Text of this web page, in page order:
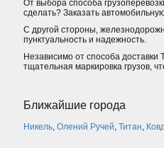
От выбора способа
сделать? Заказать
С другой стороны,
пунктуальность и надежность.
Независимо от способа доставки
тщательная маркировка грузов,
Ближайшие города
Никель, Олений Ручей, Титан,